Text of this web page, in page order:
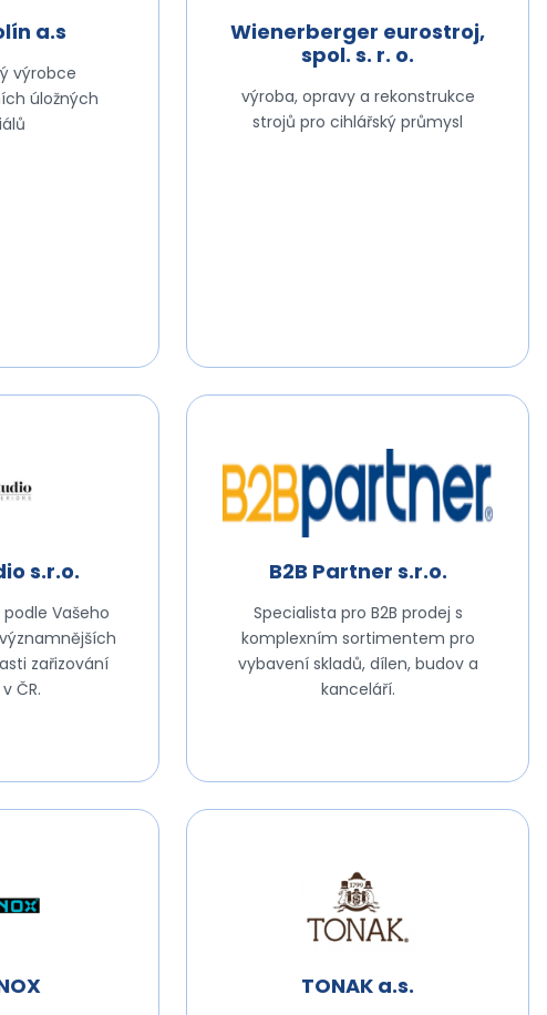
a.s
výrobce
úložných
Wienerberger eurostroj,
spol. s. r. o.
výroba, opravy a rekonstrukce
strojů pro cihlářský průmysl
s.r.o.
Vašeho
zařizování
ČR.
B2B Partner s.r.o.
Specialista pro B2B prodej s
komplexním sortimentem pro
vybavení skladů, dílen, budov a
kanceláří.
TONAK a.s.